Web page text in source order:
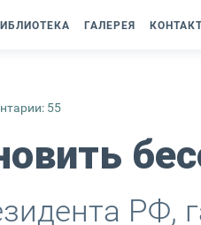
ГАЛЕРЕЯ
55
РФ,